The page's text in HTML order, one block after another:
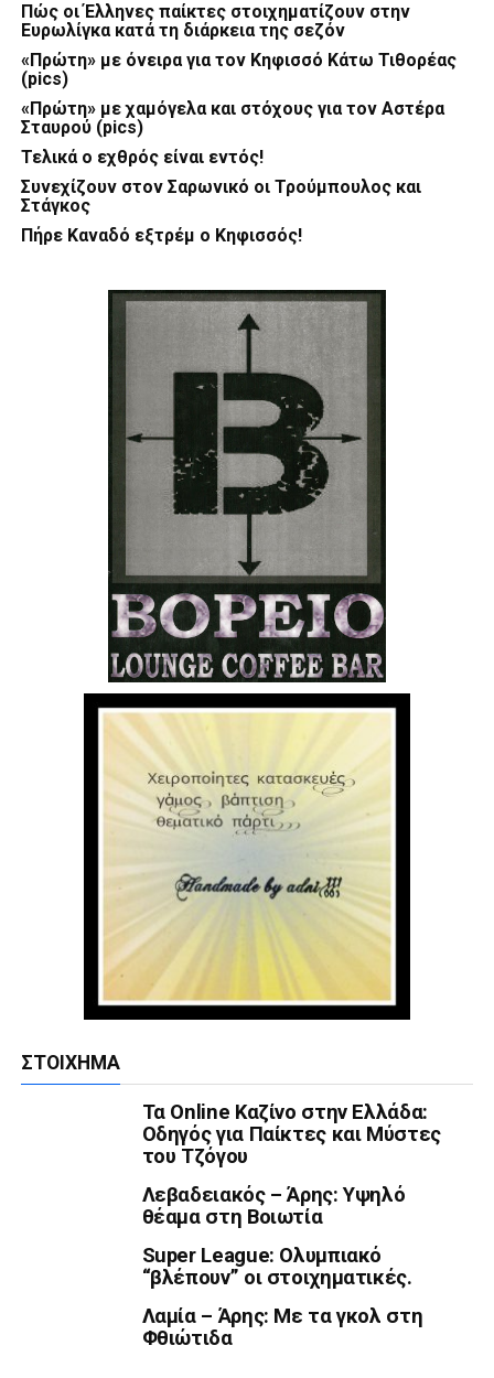
Πώς οι Έλληνες παίκτες στοιχηματίζουν στην
Ευρωλίγκα κατά τη διάρκεια της σεζόν
«Πρώτη» με όνειρα για τον Κηφισσό Κάτω Τιθορέας
(pics)
«Πρώτη» με χαμόγελα και στόχους για τον Αστέρα
Σταυρού (pics)
Τελικά ο εχθρός είναι εντός!
Συνεχίζουν στον Σαρωνικό οι Τρούμπουλος και
Στάγκος
Πήρε Καναδό εξτρέμ ο Κηφισσός!
ΣΤΟΊΧΗΜΑ
Τα Online Καζίνο στην Ελλάδα:
Οδηγός για Παίκτες και Μύστες
του Τζόγου
Λεβαδειακός – Άρης: Υψηλό
θέαμα στη Βοιωτία
Super League: Ολυμπιακό
“βλέπουν” οι στοιχηματικές.
Λαμία – Άρης: Με τα γκολ στη
Φθιώτιδα